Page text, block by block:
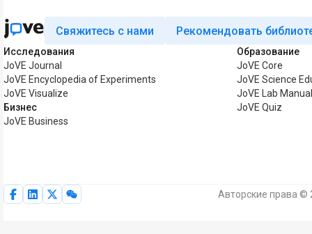
Свяжитесь с нами Рекомендовать
Исследования
JoVE Journal
JoVE Encyclopedia of Experiments
JoVE Visualize
Бизнес
JoVE Business
Образование
JoVE Core
JoVE Science
JoVE Lab
JoVE Quiz
Авторские права ©